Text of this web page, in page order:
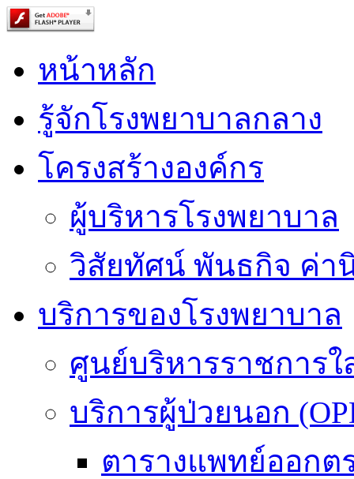
หน้าหลัก
รู้จักโรงพยาบาลกลาง
โครงสร้างองค์กร
ผู้บริหารโรงพยาบาล
วิสัยทัศน์ พันธกิจ ค่า
บริการของโรงพยาบาล
ศูนย์บริหารราชการใ
บริการผู้ป่วยนอก
ตารางแพทย์ออกต